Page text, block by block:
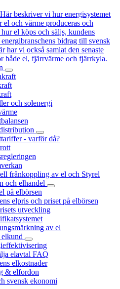
Här beskriver vi hur energisystemet
el och värme produceras och
el köps och säljs, kundens
bidrag till svensk
har vi också samlat den senaste
både el, fjärrvärme och fjärrkyla.
och solenergi
- varför då?
frånkoppling av el och Styrel
och elhandel
på elbörsen
elpris och priset på elbörsen
utveckling
av el
elavtal FAQ
elkostnader
& elfordon
svensk ekonomi